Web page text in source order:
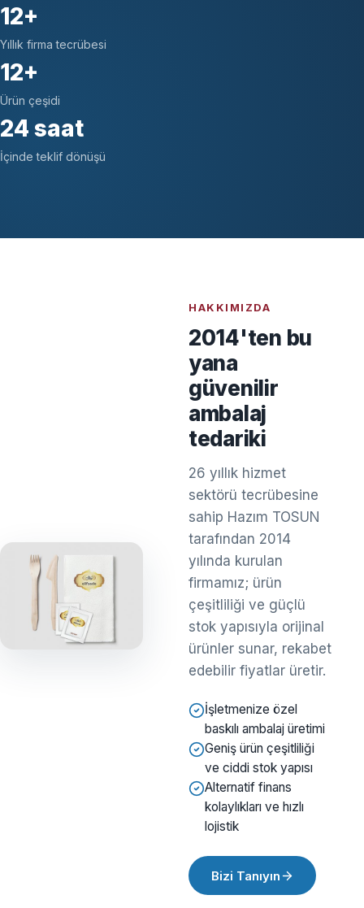
12+
Yıllık firma tecrübesi
12+
Ürün çeşidi
24 saat
İçinde teklif dönüşü
HAKKIMIZDA
2014'ten bu
yana
güvenilir
ambalaj
tedariki
26 yıllık hizmet
sektörü tecrübesine
sahip Hazım TOSUN
tarafından 2014
yılında kurulan
firmamız; ürün
çeşitliliği ve güçlü
stok yapısıyla orijinal
ürünler sunar, rekabet
edebilir fiyatlar üretir.
İşletmenize özel
baskılı ambalaj üretimi
Geniş ürün çeşitliliği
ve ciddi stok yapısı
Alternatif finans
kolaylıkları ve hızlı
lojistik
Bizi Tanıyın